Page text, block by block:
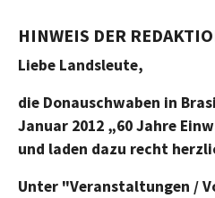
HINWEIS DER
Liebe Landsleute,
die Donauschwaben in
Januar 2012 „60 Jahre
und laden dazu recht
Unter "Veranstaltungen /